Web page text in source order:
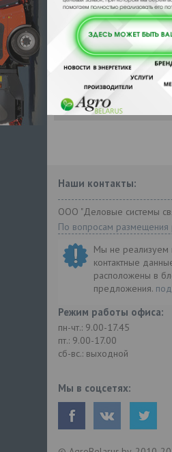
Отзывы
Чтобы оставить
выставить рейтинг,
Зарегистрироваться
Наши контакты:
ООО "Деловые системы
По вопросам размещения
Мы не реализуем
контактные
расположены в
предложения.
Режим работы офиса:
пн-чт.: 9.00-17.45
пт.: 9.00-17.00
сб-вс.: выходной
Мы в соцсетях: